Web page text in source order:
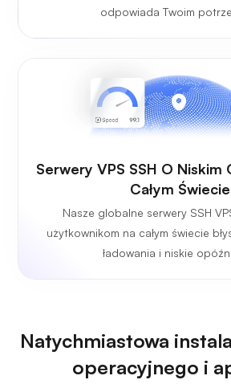
odpowiada Twoim
Serwery VPS SSH O Niskim
Całym Świecie
Nasze globalne serwery SSH
użytkownikom na całym świecie
ładowania i niskie
Natychmiastowa
operacyjnego i